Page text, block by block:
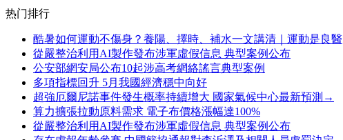
热门排行
酷暑如何運動不傷身？養陽、擇時、補水一文講清｜運動是良醫
從嚴整治利用AI製作發布涉軍虛假信息 典型案例公布
公安部網安局公布10起涉高考網絡謠言典型案例
多項指標回升 5月我國經濟穩中向好
超強厄爾尼諾事件發生概率持續增大 國家氣候中心最新預測→
算力擴張拉動原料需求 電子布價格漲幅達100%
從嚴整治利用AI製作發布涉軍虛假信息 典型案例公布